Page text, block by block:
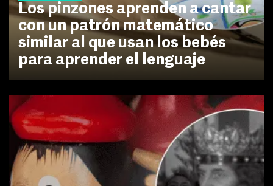
Los pinzones aprenden a cantar
con un patrón matemático
similar al que usan los bebés
para aprender el lenguaje